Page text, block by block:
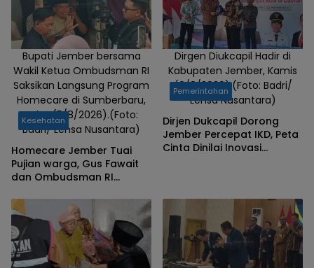
(29/6/2026).
(Foto: Badri/
Lensa
Nusantara)
Bupati Jember bersama
Wakil Ketua Ombudsman RI
Saksikan Langsung Program
Homecare di Sumberbaru,
Rabu (5/8/2026).(Foto:
Badri/ Lensa Nusantara)
Kesehatan
Homecare Jember Tuai
Pujian warga, Gus Fawait
dan Ombudsman RI
Kesehatan Rumah Pasien
Dirgen Diukcapil Hadir di
Kabupaten Jember, Kamis
(6/8/2026).(Foto: Badri/
Lensa Nusantara)
Pemerintahan
Dirjen Dukcapil Dorong
Jember Percepat IKD, Peta
Cinta Dinilai Inovasi